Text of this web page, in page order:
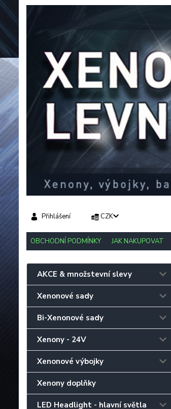
OBCHODNÍ PODMÍNKY JAK NAKUPOVAT
CZK
Přihlášení
AKCE & množstevní slevy
Xenonové sady
Bi-Xenonové sady
Xenony - 24V
Xenonové výbojky
Xenony doplňky
LED Headlight - hlavní světla